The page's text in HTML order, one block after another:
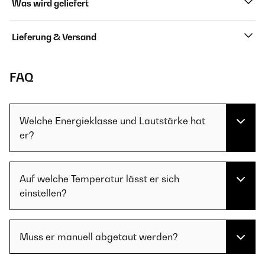
Was wird geliefert
Lieferung & Versand
FAQ
Welche Energieklasse und Lautstärke hat
er?
Auf welche Temperatur lässt er sich
einstellen?
Muss er manuell abgetaut werden?